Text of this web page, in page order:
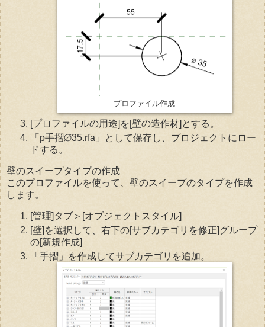
プロファイル作成
[プロファイルの用途]を[壁の造作材]とする。
「p手摺⌀35.rfa」として保存し、プロジェクトにロー
ドする。
壁のスイープタイプの作成
このプロファイルを使って、壁のスイープのタイプを作成
します。
[管理]タブ＞[オブジェクトスタイル]
[壁]を選択して、右下の[サブカテゴリを修正]グループ
の[新規作成]
「手摺」を作成してサブカテゴリを追加。